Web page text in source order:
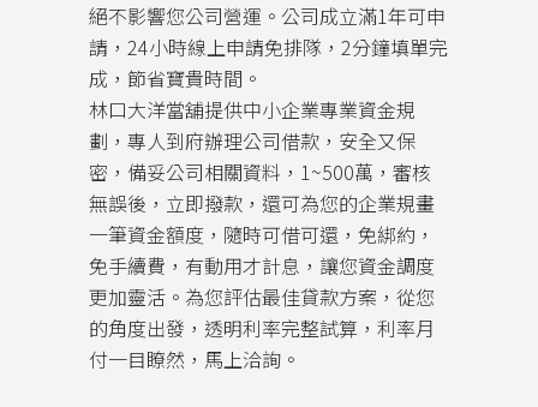
絕不影響您公司營運。公司成立滿1年可申
請，24小時線上申請免排隊，2分鐘填單完
成，節省寶貴時間。
林口大洋當舖提供中小企業專業資金規
劃，專人到府辦理公司借款，安全又保
密，備妥公司相關資料，1~500萬，審核
無誤後，立即撥款，還可為您的企業規畫
一筆資金額度，隨時可借可還，免綁約，
免手續費，有動用才計息，讓您資金調度
更加靈活。為您評估最佳貸款方案，從您
的角度出發，透明利率完整試算，利率月
付一目瞭然，馬上洽詢。